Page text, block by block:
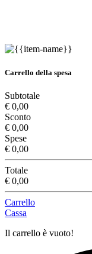
Carrello della spesa
Subtotale
€ 0,00
Sconto
€ 0,00
Spese
€ 0,00
Totale
€ 0,00
Carrello
Cassa
Il carrello è vuoto!